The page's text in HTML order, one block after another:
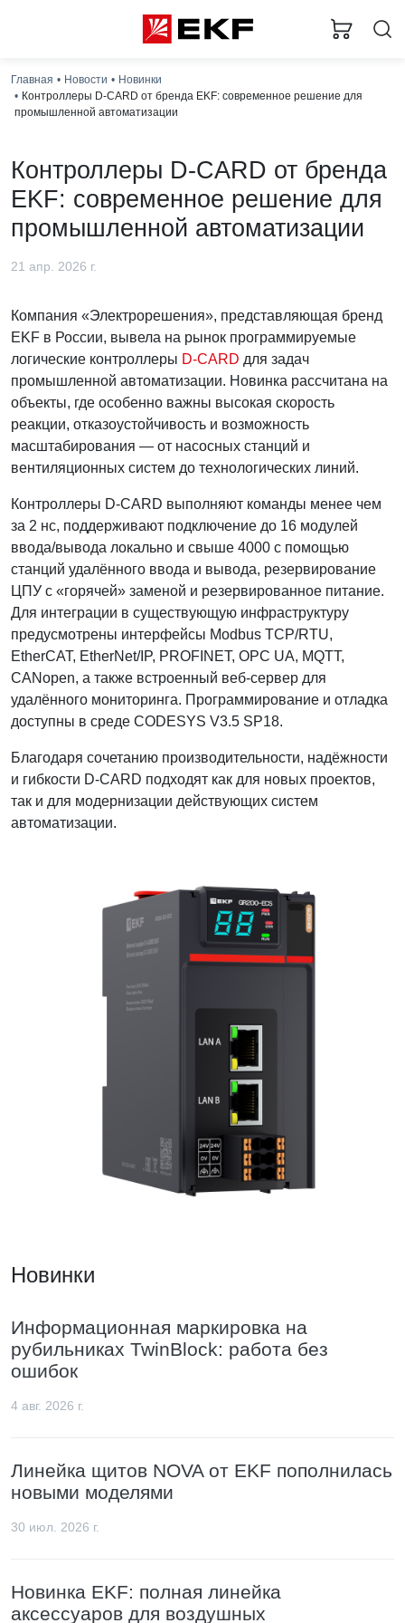
Главная Новости
Новинки
Контроллеры D-CARD от бренда EKF: современное решение для
промышленной автоматизации
Контроллеры D-CARD от бренда
EKF: современное решение для
промышленной автоматизации
21 апр. 2026 г.
Компания «Электрорешения», представляющая бренд
EKF в России, вывела на рынок программируемые
логические контроллеры D-CARD для задач
промышленной автоматизации. Новинка рассчитана на
объекты, где особенно важны высокая скорость
реакции, отказоустойчивость и возможность
масштабирования — от насосных станций и
вентиляционных систем до технологических линий.
Контроллеры D-CARD выполняют команды менее чем
за 2 нс, поддерживают подключение до 16 модулей
ввода/вывода локально и свыше 4000 с помощью
станций удалённого ввода и вывода, резервирование
ЦПУ с «горячей» заменой и резервированное питание.
Для интеграции в существующую инфраструктуру
предусмотрены интерфейсы Modbus TCP/RTU,
EtherCAT, EtherNet/IP, PROFINET, OPC UA, MQTT,
CANopen, а также встроенный веб-сервер для
удалённого мониторинга. Программирование и отладка
доступны в среде CODESYS V3.5 SP18.
Благодаря сочетанию производительности, надёжности
и гибкости D-CARD подходят как для новых проектов,
так и для модернизации действующих систем
автоматизации.
Новинки
Информационная маркировка на
рубильниках TwinBlock: работа без
ошибок
4 авг. 2026 г.
Линейка щитов NOVA от EKF пополнилась
новыми моделями
30 июл. 2026 г.
Новинка EKF: полная линейка
аксессуаров для воздушных